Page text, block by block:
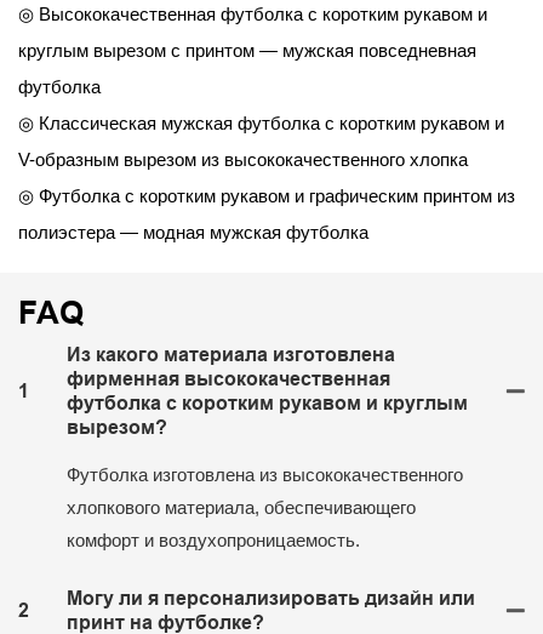
◎ Высококачественная футболка с коротким рукавом и
круглым вырезом с принтом — мужская повседневная
футболка
◎ Классическая мужская футболка с коротким рукавом и
V-образным вырезом из высококачественного хлопка
◎ Футболка с коротким рукавом и графическим принтом из
полиэстера — модная мужская футболка
FAQ
1
Из какого материала изготовлена ​​
фирменная высококачественная
футболка с коротким рукавом и круглым
вырезом?
Футболка изготовлена ​​из высококачественного
хлопкового материала, обеспечивающего
комфорт и воздухопроницаемость.
2
Могу ли я персонализировать дизайн или
принт на футболке?